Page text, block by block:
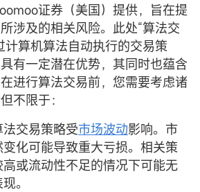
证券（美国）提供，旨在提
涉及的相关风险。此处“算法交
计算机算法自动执行的交易策
有一定潜在优势，其同时也蕴含
进行算法交易前，您需要考虑诸
不限于：
交易策略受市场波动影响。市
化可能导致重大亏损。相关策
或流动性不足的情况下可能无
。